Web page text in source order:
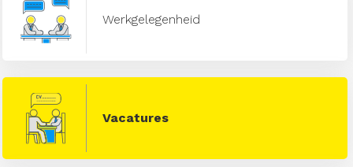
Werkgelegenheid
Vacatures